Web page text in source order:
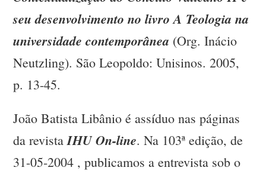
seu desenvolvimento no livro A Teologia na
universidade contemporânea (Org. Inácio
Neutzling). São Leopoldo: Unisinos. 2005,
p. 13-45.
João Batista Libânio é assíduo nas páginas
da revistaIHU On-line. Na 103ª edição, de
31-05-2004 , publicamos a entrevista sob o